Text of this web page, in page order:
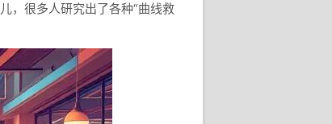
，很多人研究出了各种“曲线救